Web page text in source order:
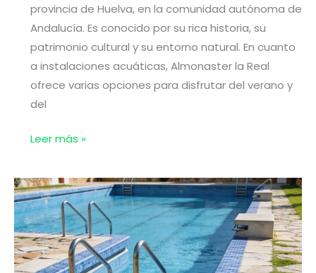
provincia de Huelva, en la comunidad autónoma de
Andalucía. Es conocido por su rica historia, su
patrimonio cultural y su entorno natural. En cuanto
a instalaciones acuáticas, Almonaster la Real
ofrece varias opciones para disfrutar del verano y
del
Piscinas
Almonaster
la
Real
(Huelva)
Leer más »